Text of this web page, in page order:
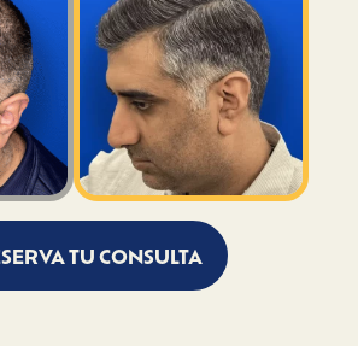
TU CONSULTA